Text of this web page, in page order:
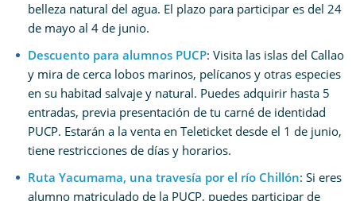
belleza natural del agua. El plazo para participar es del 24
de mayo al 4 de junio.
Descuento para alumnos PUCP: Visita las islas del Callao
y mira de cerca lobos marinos, pelícanos y otras especies
en su habitad salvaje y natural. Puedes adquirir hasta 5
entradas, previa presentación de tu carné de identidad
PUCP. Estarán a la venta en Teleticket desde el 1 de junio,
tiene restricciones de días y horarios.
Ruta Yacumama, una travesía por el río Chillón: Si eres
alumno matriculado de la PUCP, puedes participar de